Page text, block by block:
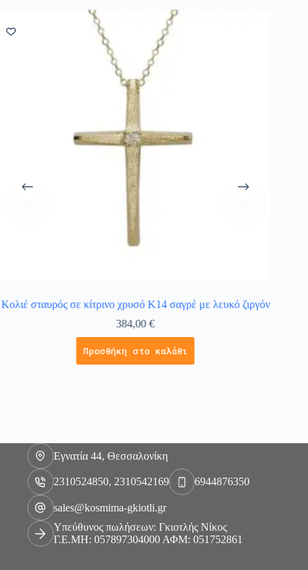
Κολιέ σταυρός σε κίτρινο χρυσό Κ14 σαγρέ με λευκό ζιργόν
384,00€
Προσθήκη στο καλάθι
Εγνατία 44, Θεσσαλονίκη
2310524850, 2310542169 6944876350
sales@kosmima-gkiotli.gr
Υπεύθυνος πωλήσεων: Γκιοτλής Νίκος
Γ.Ε.ΜΗ: 057897304000 ΑΦΜ: 051752861